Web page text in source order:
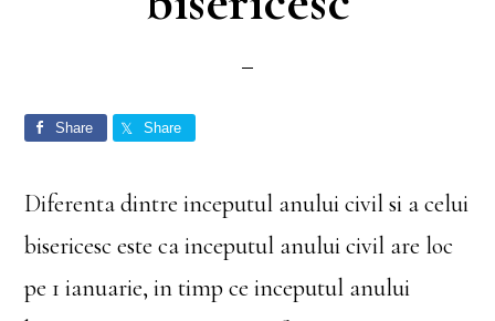
Share Share
Diferenta dintre inceputul anului civil si a celui
bisericesc este ca inceputul anului civil are loc
pe 1 ianuarie, in timp ce inceputul anului